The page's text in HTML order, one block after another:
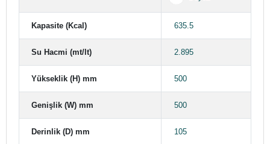
Kapasite (Kcal) 635.5
Su Hacmi (mt/lt) 2.895
Yükseklik (H) mm 500
Genişlik (W) mm 500
Derinlik (D) mm 105